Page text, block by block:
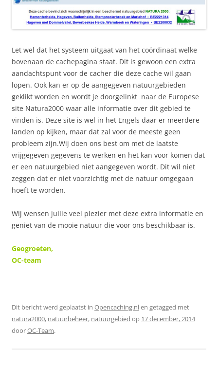
Let wel dat het systeem uitgaat van het coördinaat welke
bovenaan de cachepagina staat. Dit is gewoon een extra
aandachtspunt voor de cacher die deze cache wil gaan
lopen. Ook kan er op de aangegeven natuurgebieden
geklikt worden en wordt je doorgelinkt naar de Europese
site Natura2000 waar alle informatie over dit gebied te
vinden is. Deze site is wel in het Engels daar er meerdere
landen op kijken, maar dat zal voor de meeste geen
probleem zijn.Wij doen ons best om met de laatste
vrijgegeven gegevens te werken en het kan voor komen dat
er een natuurgebied niet aangegeven wordt. Dit wil niet
zeggen dat er niet voorzichtig met de natuur omgegaan
hoeft te worden.
Wij wensen jullie veel plezier met deze extra informatie en
geniet van de mooie natuur die voor ons beschikbaar is.
Geogroeten,
OC-team
Dit bericht werd geplaatst in Opencaching.nlen getagged met
natura2000, natuurbeheer, natuurgebied op 17 december, 2014
doorOC-Team.